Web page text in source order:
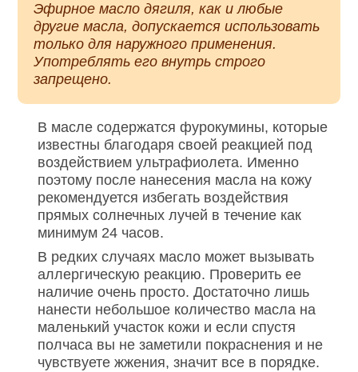
Эфирное масло дягиля, как и любые
другие масла, допускается использовать
только для наружного применения.
Употреблять его внутрь строго
запрещено.
В масле содержатся фурокумины, которые
известны благодаря своей реакцией под
воздействием ультрафиолета. Именно
поэтому после нанесения масла на кожу
рекомендуется избегать воздействия
прямых солнечных лучей в течение как
минимум 24 часов.
В редких случаях масло может вызывать
аллергическую реакцию. Проверить ее
наличие очень просто. Достаточно лишь
нанести небольшое количество масла на
маленький участок кожи и если спустя
полчаса вы не заметили покраснения и не
чувствуете жжения, значит все в порядке.